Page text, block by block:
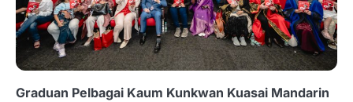
Graduan Pelbagai Kaum Kunkwan Kuasai Mandarin